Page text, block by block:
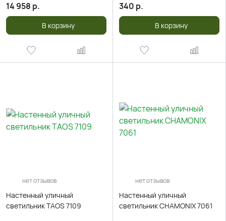
14 958 р.
В корзину
340 р.
В корзину
нет отзывов
Настенный уличный
светильник TAOS 7109
нет отзывов
Настенный уличный
светильник CHAMONIX 7061